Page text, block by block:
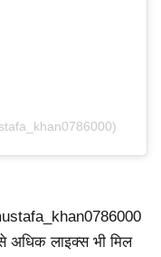
अधिक लाइक्स भी मिल